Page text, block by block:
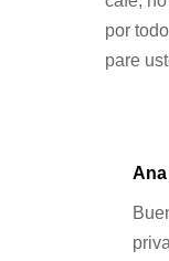
por
pare